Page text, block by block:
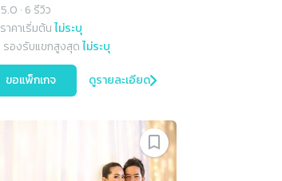
5.0 · 6 รีวิว
ราคาเริ่มต้นไม่ระบุ
รองรับแขกสูงสุดไม่ระบุ
ขอแพ็กเกจ ดูรายละเอียด